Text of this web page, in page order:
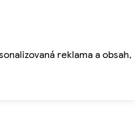
reklama a obsah,